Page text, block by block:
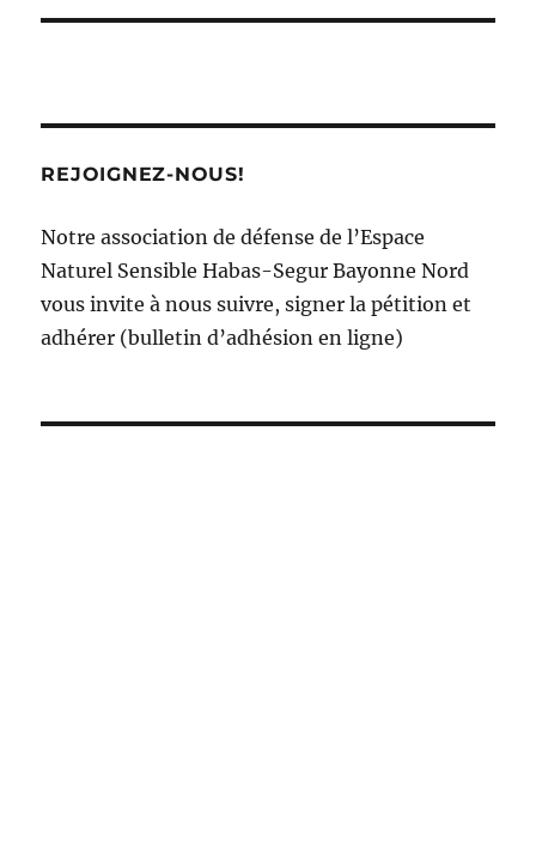
REJOIGNEZ-NOUS!
Notre association de défense de l’Espace
Naturel Sensible Habas-Segur Bayonne Nord
vous invite à nous suivre, signer la pétition et
adhérer (bulletin d’adhésion en ligne)